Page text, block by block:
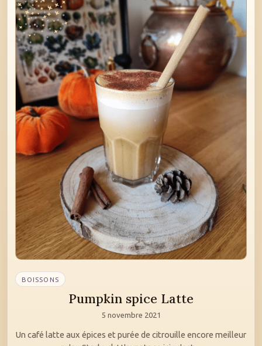
BOISSONS
Pumpkin spice Latte
5 novembre 2021
Un café latte aux épices et purée de citrouille encore meilleur